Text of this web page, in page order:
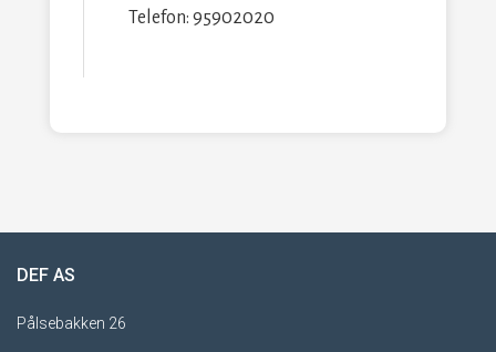
Telefon: 95902020
DEF AS
Pålsebakken 26